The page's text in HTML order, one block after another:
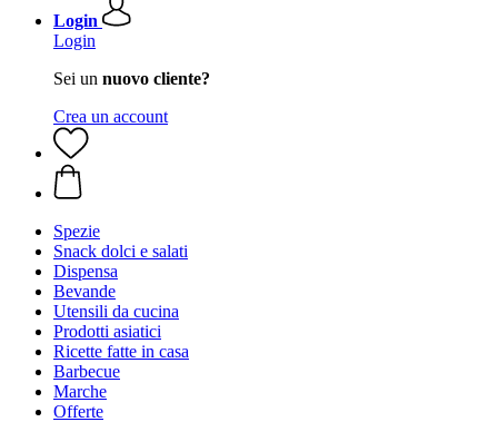
Login
Login
Sei un nuovo cliente?
Crea un account
Spezie
Snack dolci e salati
Dispensa
Bevande
Utensili da cucina
Prodotti asiatici
Ricette fatte in casa
Barbecue
Marche
Offerte